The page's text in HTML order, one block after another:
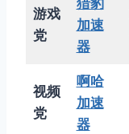
游戏
党
猎豹
加速
器
视频
党
啊哈
加速
器